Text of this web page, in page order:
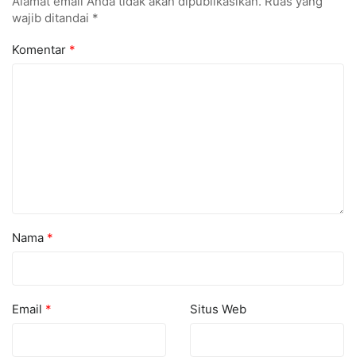
wajib ditandai *
Komentar *
Nama *
Email * Situs Web